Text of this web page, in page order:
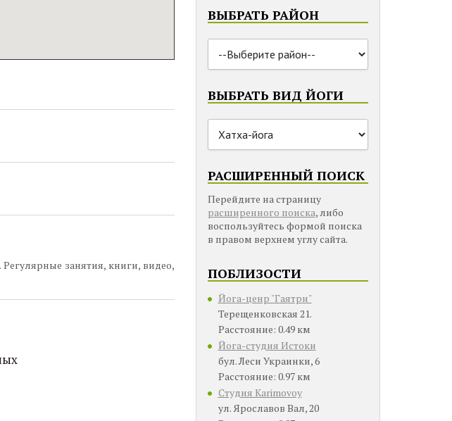
занятия, книги, видео,
ВЫБРАТЬ РАЙОН
ВЫБРАТЬ ВИД ЙОГИ
РАСШИРЕННЫЙ ПОИСК
Перейдите на страницу
расширенного поиска, либо
воспользуйтесь формой поиска
в правом верхнем углу сайта.
ПОБЛИЗОСТИ
Йога-ценр "Гаятри"
Терещенковская 21.
Расстояние: 0.49 км
Йога-студия Истоки
бул. Леси Украинки, 6
Расстояние: 0.97 км
Студия Karimovoy
ул. Ярославов Вал, 20